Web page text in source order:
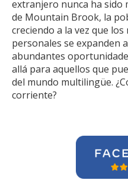
extranjero nunca ha sido
de Mountain Brook, la
creciendo a la vez que
personales se expanden
abundantes
allá para aquellos que
del mundo multilingüe.
corriente?